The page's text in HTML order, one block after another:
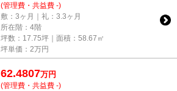
(管理費・共益費 -)
敷：3ヶ月｜礼：3.3ヶ月
所在階：4階
坪数：17.75坪｜面積：58.67㎡
坪単価： 2万円
62.4807万円
(管理費・共益費 -)